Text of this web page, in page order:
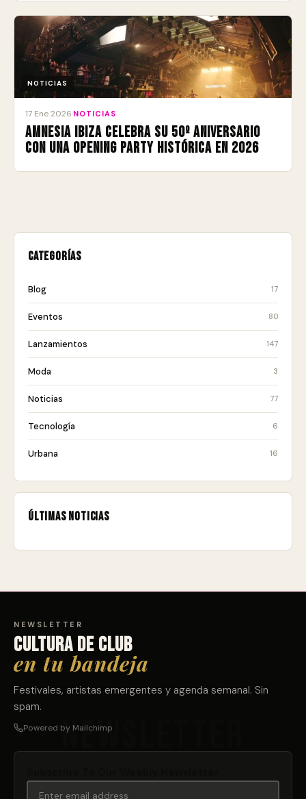
NOTICIAS
17 Ene 2026 NOTICIAS
Amnesia Ibiza celebra su 50º aniversario
con una Opening Party histórica en 2026
Categorías
Blog 17
Eventos 80
Lanzamientos 147
Moda 3
Noticias 77
Tecnología 6
Urbana 16
Últimas noticias
NEWSLETTER
Cultura de club
en tu bandeja
Festivales, artistas emergentes y agenda semanal. Sin
spam.
Powered by Mailchimp